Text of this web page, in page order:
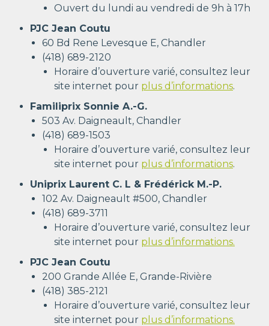
Ouvert du lundi au vendredi de 9h à 17h
PJC Jean Coutu
60 Bd Rene Levesque E, Chandler
(418) 689-2120
Horaire d’ouverture varié, consultez leur
site internet pour plus d’informations.
Familiprix Sonnie A.-G.
503 Av. Daigneault, Chandler
(418) 689-1503
Horaire d’ouverture varié, consultez leur
site internet pour plus d’informations.
Uniprix Laurent C. L & Frédérick M.-P.
102 Av. Daigneault #500, Chandler
(418) 689-3711
Horaire d’ouverture varié, consultez leur
site internet pour plus d’informations.
PJC Jean Coutu
200 Grande Allée E, Grande-Rivière
(418) 385-2121
Horaire d’ouverture varié, consultez leur
site internet pour plus d’informations.